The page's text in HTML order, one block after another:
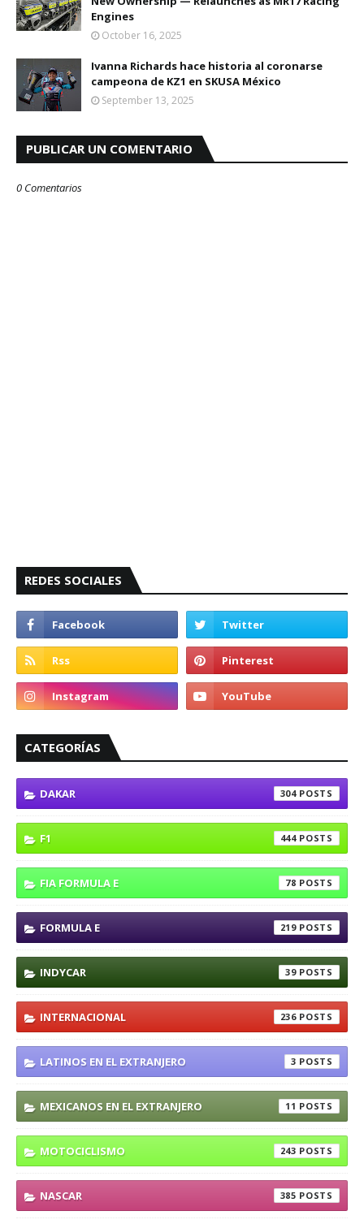
Engines
October 16, 2025
Ivanna Richards hace historia al coronarse
campeona de KZ1 en SKUSA México
September 13, 2025
PUBLICAR UN COMENTARIO
0 Comentarios
REDES SOCIALES
CATEGORÍAS
DAKAR 304
F1 444
FIA FORMULA E 78
FORMULA E 219
INDYCAR 39
INTERNACIONAL 236
LATINOS EN EL EXTRANJERO 3
MEXICANOS EN EL EXTRANJERO 11
MOTOCICLISMO 243
NASCAR 385